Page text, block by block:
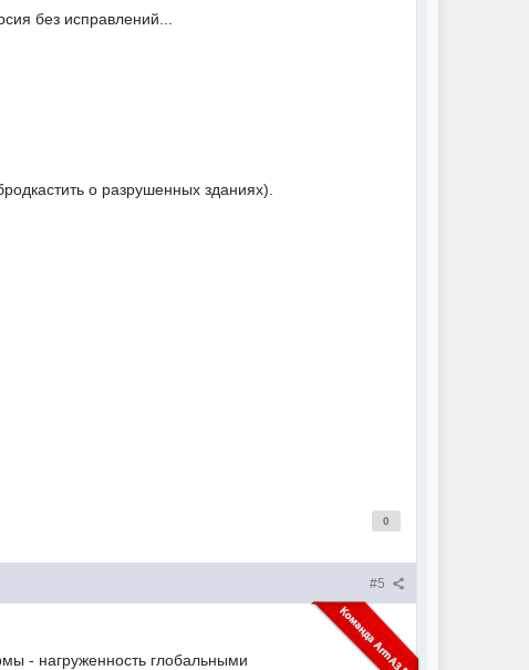
без исправлений...
о разрушенных зданиях).
0
#5
- нагруженность глобальными